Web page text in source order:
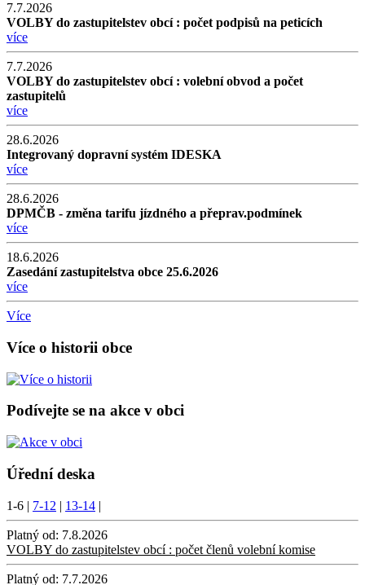
7.7.2026
VOLBY do zastupitelstev obcí : počet podpisů na peticích
více
7.7.2026
VOLBY do zastupitelstev obcí : volební obvod a počet
zastupitelů
více
28.6.2026
Integrovaný dopravní systém IDESKA
více
28.6.2026
DPMČB - změna tarifu jízdného a přeprav.podmínek
více
18.6.2026
Zasedání zastupitelstva obce 25.6.2026
více
Více
Více o historii obce
Podívejte se na akce v obci
Úřední deska
1-6 | 7-12 | 13-14 |
Platný od: 7.8.2026
VOLBY do zastupitelstev obcí : počet členů volební komise
Platný od: 7.7.2026